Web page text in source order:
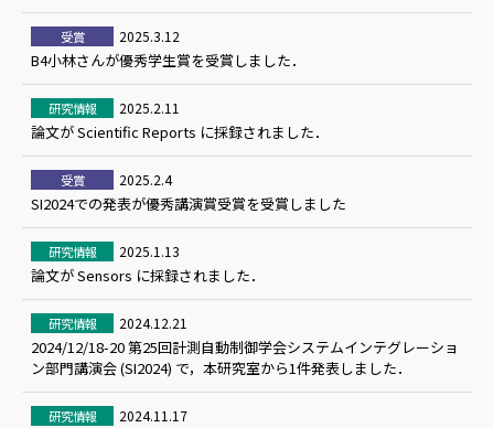
2025.3.12
受賞
B4小林さんが優秀学生賞を受賞しました．
2025.2.11
研究情報
論文が Scientific Reports に採録されました．
2025.2.4
受賞
SI2024での発表が優秀講演賞受賞を受賞しました
2025.1.13
研究情報
論文が Sensors に採録されました．
2024.12.21
研究情報
2024/12/18-20 第25回計測自動制御学会システムインテグレーショ
ン部門講演会 (SI2024) で，本研究室から1件発表しました．
2024.11.17
研究情報